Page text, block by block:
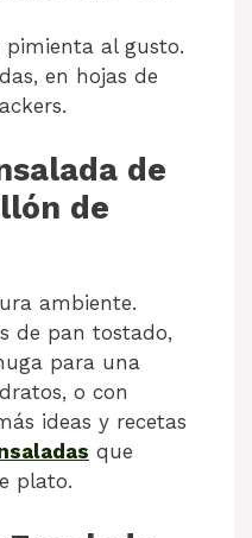
pimienta al gusto.
en hojas de
de
de
ambiente.
de pan tostado,
para una
o con
ideas y recetas
que
plato.